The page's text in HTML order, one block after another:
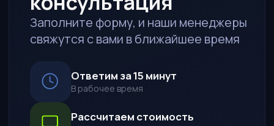
ТЕЛЕФОН
ПОЖЕЛАНИЯ К АВТО